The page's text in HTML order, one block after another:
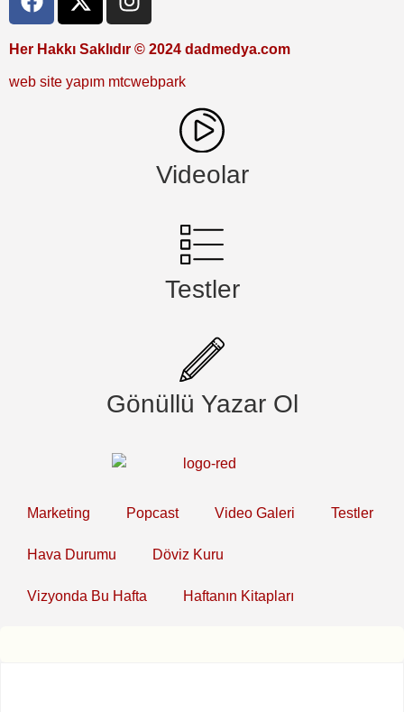
Her Hakkı Saklıdır © 2024 dadmedya.com
web site yapım mtcwebpark
Videolar
Testler
Gönüllü Yazar Ol
Marketing Popcast Video Galeri Testler
Hava Durumu Döviz Kuru
Vizyonda Bu Hafta Haftanın Kitapları